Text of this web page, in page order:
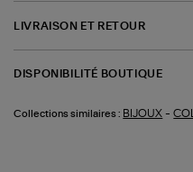
LIVRAISON ET RETOUR
DISPONIBILITÉ BOUTIQUE
Collections similaires : BIJOUX -